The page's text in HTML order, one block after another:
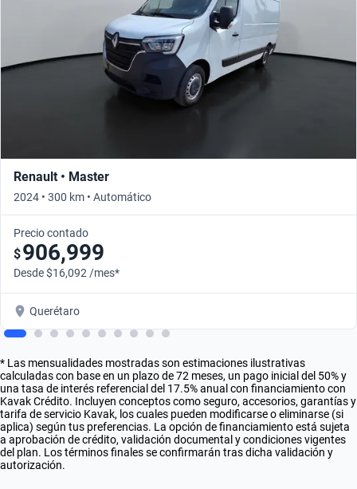
Renault • Master
2024 • 300 km • Automático
Precio contado
$906,999
Desde $16,092 /mes*
Querétaro
* Las mensualidades mostradas son estimaciones ilustrativas
calculadas con base en un plazo de 72 meses, un pago inicial del 50% y
una tasa de interés referencial del 17.5% anual con financiamiento con
Kavak Crédito. Incluyen conceptos como seguro, accesorios, garantías y
tarifa de servicio Kavak, los cuales pueden modificarse o eliminarse (si
aplica) según tus preferencias. La opción de financiamiento está sujeta
a aprobación de crédito, validación documental y condiciones vigentes
del plan. Los términos finales se confirmarán tras dicha validación y
autorización.